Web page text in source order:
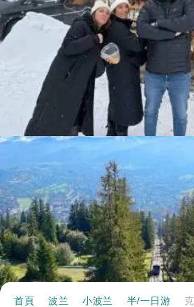
首頁 波兰 小波兰 半/一日游